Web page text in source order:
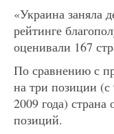
«Украина заняла
рейтинге
оценивали 167
По сравнению с
на три позиции (с
2009 года) страна
позиций.